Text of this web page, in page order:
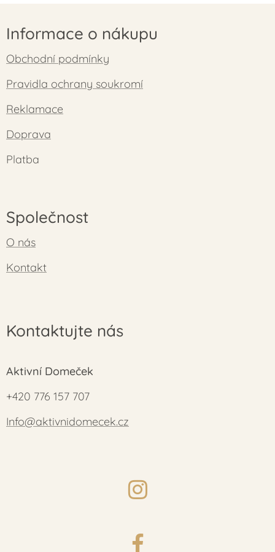
Informace o nákupu
Obchodní podmínky
Pravidla ochrany soukromí
Reklamace
Doprava
Platba
Společnost
O nás
Kontakt
Kontaktujte nás
Aktivní Domeček
+420 776 157 707
Info@aktivnidomecek.cz